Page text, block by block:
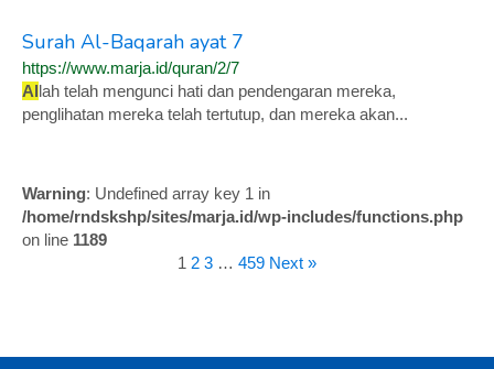
Surah Al-Baqarah ayat 7
https://www.marja.id/quran/2/7
Allah telah mengunci hati dan pendengaran mereka,
penglihatan mereka telah tertutup, dan mereka akan...
Warning: Undefined array key 1 in
/home/rndskshp/sites/marja.id/wp-includes/functions.php
on line 1189
1 2 3 … 459 Next »